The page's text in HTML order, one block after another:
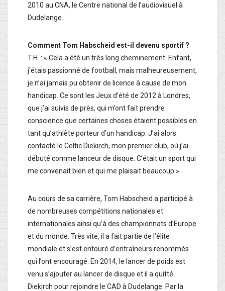
2010 au CNA, le Centre national de l’audiovisuel à
Dudelange.
Comment Tom Habscheid est-il devenu sportif ?
T.H. : « Cela a été un très long cheminement. Enfant,
j’étais passionné de football, mais malheureusement,
je n’ai jamais pu obtenir de licence à cause de mon
handicap. Ce sont les Jeux d’été de 2012 à Londres,
que j’ai suivis de près, qui m’ont fait prendre
conscience que certaines choses étaient possibles en
tant qu’athlète porteur d’un handicap. J’ai alors
contacté le Celtic Diekirch, mon premier club, où j’ai
débuté comme lanceur de disque. C’était un sport qui
me convenait bien et qui me plaisait beaucoup ».
Au cours de sa carrière, Tom Habscheid a participé à
de nombreuses compétitions nationales et
internationales ainsi qu’à des championnats d’Europe
et du monde. Très vite, il a fait partie de l’élite
mondiale et s’est entouré d’entraîneurs renommés
qui l’ont encouragé. En 2014, le lancer de poids est
venu s’ajouter au lancer de disque et il a quitté
Diekirch pour rejoindre le CAD à Dudelange. Par la